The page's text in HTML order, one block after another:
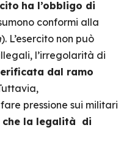
ha l’obbligo di
conformi alla
). L’esercito non può
l’irregolarità di
dal ramo
pressione sui militari
che la legalità di